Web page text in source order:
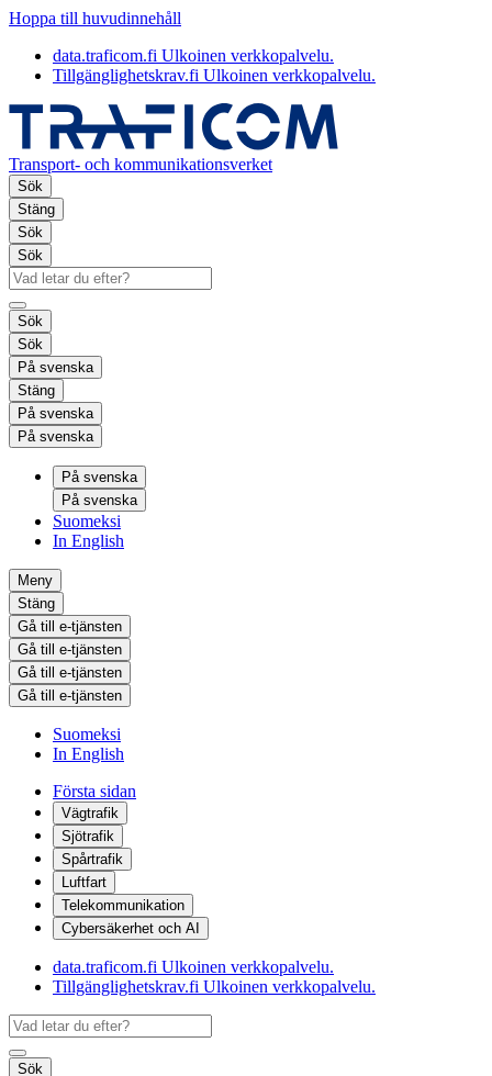
Hoppa till huvudinnehåll
data.traficom.fi Ulkoinen verkkopalvelu.
Tillgänglighetskrav.fi Ulkoinen verkkopalvelu.
Transport- och kommunikationsverket
Sök
Stäng
Sök
Sök
Sök
Sök
På svenska
Stäng
På svenska
På svenska
På svenska
På svenska
Suomeksi
In English
Meny
Stäng
Gå till e-tjänsten
Gå till e-tjänsten
Gå till e-tjänsten
Gå till e-tjänsten
Suomeksi
In English
Första sidan
Vägtrafik
Sjötrafik
Spårtrafik
Luftfart
Telekommunikation
Cybersäkerhet och AI
data.traficom.fi Ulkoinen verkkopalvelu.
Tillgänglighetskrav.fi Ulkoinen verkkopalvelu.
Sök